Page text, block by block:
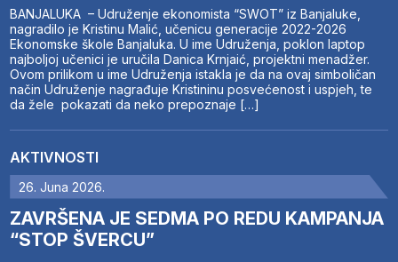
BANJALUKA – Udruženje ekonomista “SWOT” iz Banjaluke,
nagradilo je Kristinu Malić, učenicu generacije 2022-2026
Ekonomske škole Banjaluka. U ime Udruženja, poklon laptop
najboljoj učenici je uručila Danica Krnjaić, projektni menadžer.
Ovom prilikom u ime Udruženja istakla je da na ovaj simboličan
način Udruženje nagrađuje Kristininu posvećenost i uspjeh, te
da žele pokazati da neko prepoznaje […]
AKTIVNOSTI
26. Juna 2026.
ZAVRŠENA JE SEDMA PO REDU KAMPANJA
“STOP ŠVERCU”